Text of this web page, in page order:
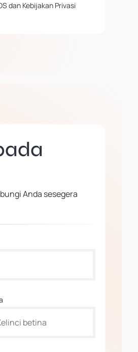
dan Kebijakan Privasi
Anda sesegera